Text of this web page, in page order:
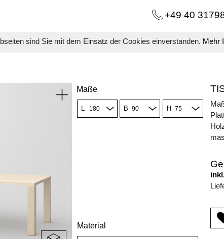
sind Sie mit dem Einsatz der Cookies einverstanden. Mehr
+49 40
Maße
L B H
Material